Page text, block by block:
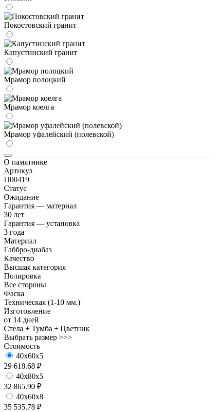
Покостовский гранит
Капустинский гранит
Мрамор полоцкий
Мрамор коелга
Мрамор уфалейский (полевской)
О памятнике
Артикул
П00419
Статус
Ожидание
Гарантия — материал
30 лет
Гарантия — установка
3 года
Материал
Габбро-диабаз
Качество
Высшая категория
Полировка
Все стороны
Фаска
Техническая (1-10 мм.)
Изготовление
от 14 дней
Стела + Тумба + Цветник
Выбрать размер >>>
Стоимость
40х60х5
29 618.68 ₽
40х80х5
32 865.90 ₽
40х60х8
35 535.78 ₽